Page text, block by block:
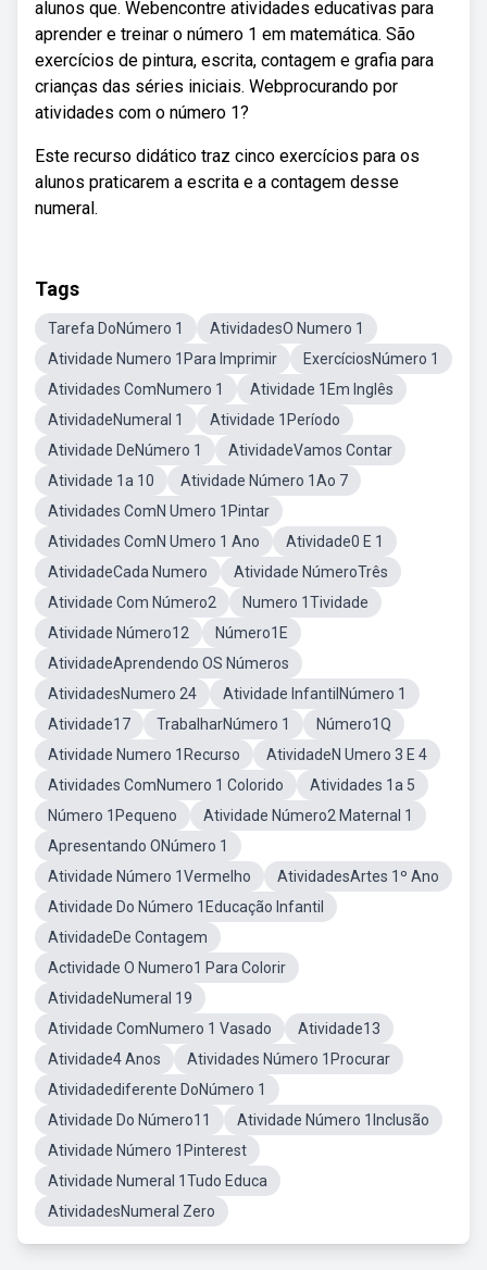
alunos que. Webencontre atividades educativas para
aprender e treinar o número 1 em matemática. São
exercícios de pintura, escrita, contagem e grafia para
crianças das séries iniciais. Webprocurando por
atividades com o número 1?
Este recurso didático traz cinco exercícios para os
alunos praticarem a escrita e a contagem desse
numeral.
Tags
Tarefa DoNúmero 1
AtividadesO Numero 1
Atividade Numero 1Para Imprimir
ExercíciosNúmero 1
Atividades ComNumero 1
Atividade 1Em Inglês
AtividadeNumeral 1
Atividade 1Período
Atividade DeNúmero 1
AtividadeVamos Contar
Atividade 1a 10
Atividade Número 1Ao 7
Atividades ComN Umero 1Pintar
Atividades ComN Umero 1 Ano
Atividade0 E 1
AtividadeCada Numero
Atividade NúmeroTrês
Atividade Com Número2
Numero 1Tividade
Atividade Número12
Número1E
AtividadeAprendendo OS Números
AtividadesNumero 24
Atividade InfantilNúmero 1
Atividade17
TrabalharNúmero 1
Número1Q
Atividade Numero 1Recurso
AtividadeN Umero 3 E 4
Atividades ComNumero 1 Colorido
Atividades 1a 5
Número 1Pequeno
Atividade Número2 Maternal 1
Apresentando ONúmero 1
Atividade Número 1Vermelho
AtividadesArtes 1º Ano
Atividade Do Número 1Educação Infantil
AtividadeDe Contagem
Actividade O Numero1 Para Colorir
AtividadeNumeral 19
Atividade ComNumero 1 Vasado
Atividade13
Atividade4 Anos
Atividades Número 1Procurar
Atividadediferente DoNúmero 1
Atividade Do Número11
Atividade Número 1Inclusão
Atividade Número 1Pinterest
Atividade Numeral 1Tudo Educa
AtividadesNumeral Zero